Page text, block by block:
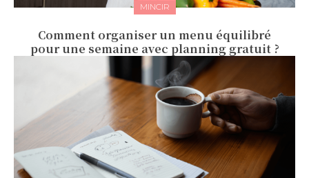
MINCIR
Comment organiser un menu équilibré
pour une semaine avec planning gratuit ?